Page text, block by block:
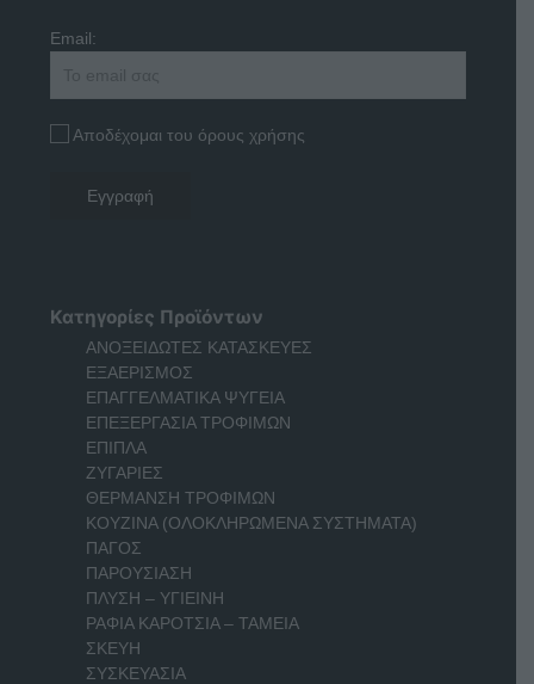
Email:
Αποδέχομαι του όρους χρήσης
Κατηγορίες Προϊόντων
ΑΝΟΞΕΙΔΩΤΕΣ ΚΑΤΑΣΚΕΥΕΣ
ΕΞΑΕΡΙΣΜΟΣ
ΕΠΑΓΓΕΛΜΑΤΙΚΑ ΨΥΓΕΙΑ
ΕΠΕΞΕΡΓΑΣΙΑ ΤΡΟΦΙΜΩΝ
ΕΠΙΠΛΑ
ΖΥΓΑΡΙΕΣ
ΘΕΡΜΑΝΣΗ ΤΡΟΦΙΜΩΝ
ΚΟΥΖΙΝΑ (ΟΛΟΚΛΗΡΩΜΕΝΑ ΣΥΣΤΗΜΑΤΑ)
ΠΑΓΟΣ
ΠΑΡΟΥΣΙΑΣΗ
ΠΛΥΣΗ – ΥΓΙΕΙΝΗ
ΡΑΦΙΑ ΚΑΡΟΤΣΙΑ – ΤΑΜΕΙΑ
ΣΚΕΥΗ
ΣΥΣΚΕΥΑΣΙΑ